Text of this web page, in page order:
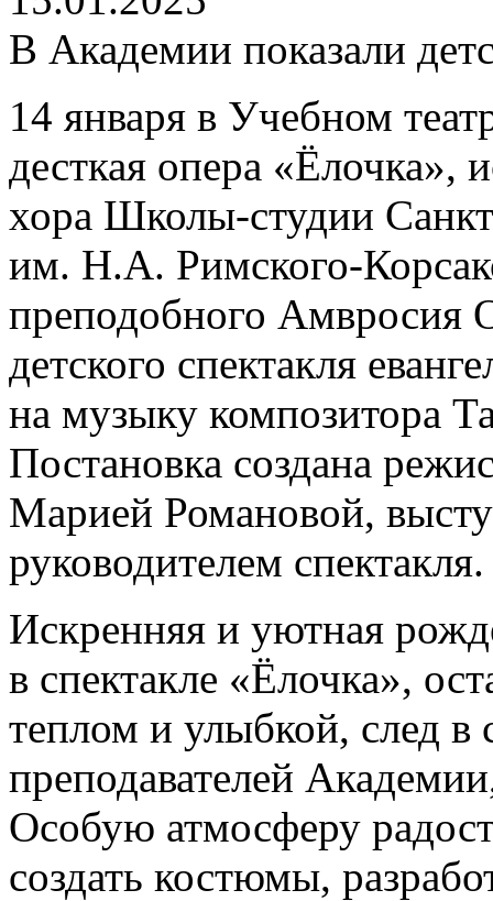
В Академии показали
14 января в Учебном
десткая опера «Ёлочка»,
хора Школы-студии
им. Н.А. Римского-
преподобного Амвросия
детского спектакля
на музыку композитора
Постановка создана
Марией Романовой,
руководителем спектакля.
Искренняя и уютная
в спектакле «Ёлочка»,
теплом и улыбкой, след в
преподавателей
Особую атмосферу
создать костюмы,